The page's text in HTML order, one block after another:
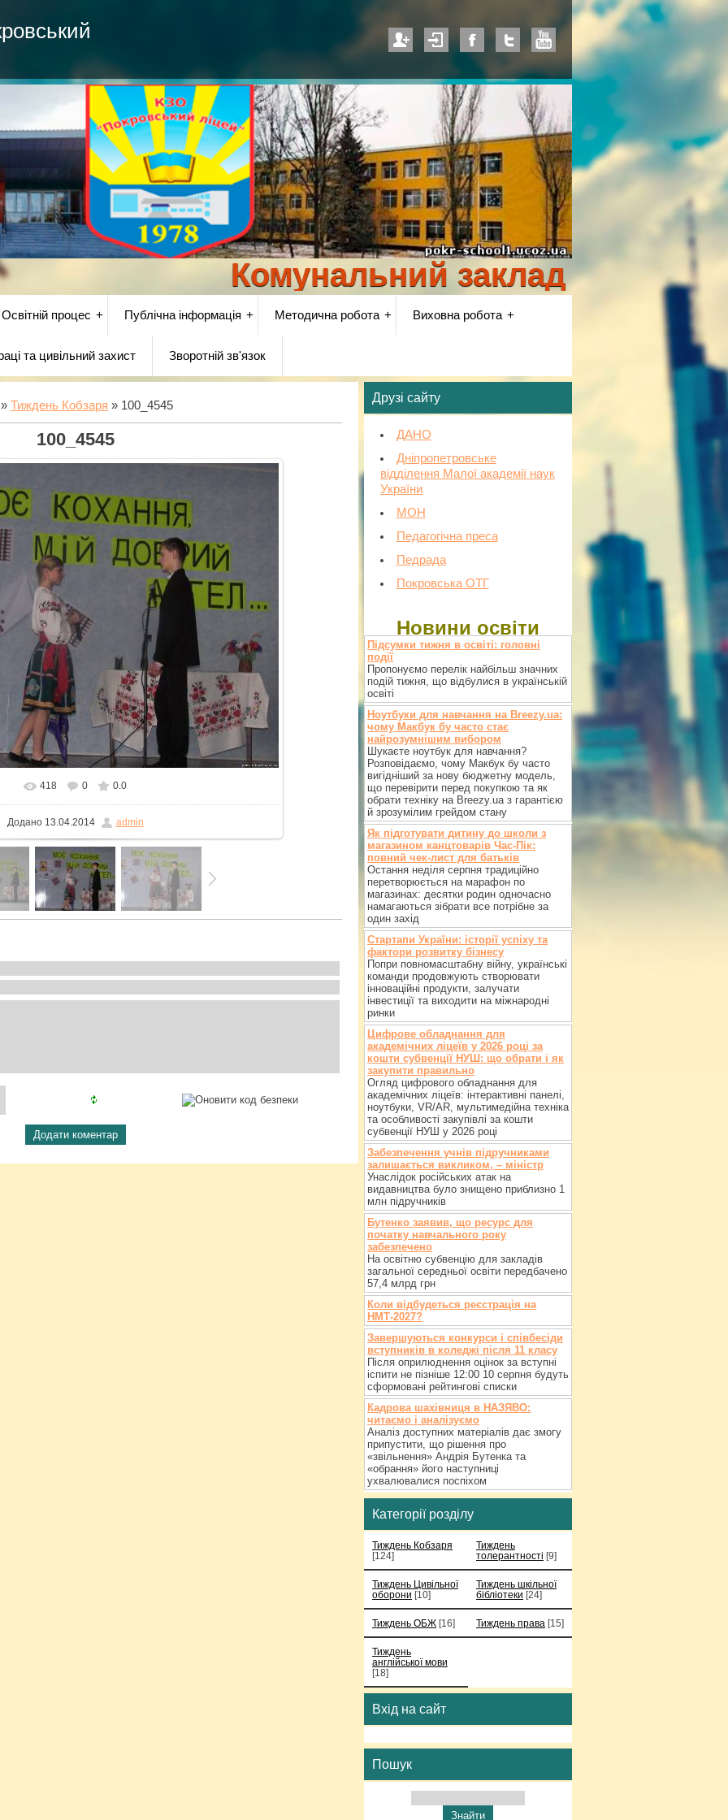
Комунальний заклад освіти
Освітній процес Публічна інформація Методична робота Виховна робота
та цивільний захист Зворотній зв'язок
» Тиждень Кобзаря » 100_4545
100_4545
реальному розмірі 1600x1200
418 0 0.0
Додано13.04.2014 admin
Друзі сайту
ДАНО
Дніпропетровське
відділення Малої академії наук
України
МОН
Педагогічна преса
Педрада
Покровська ОТГ
Новини освіти
Підсумки тижня в освіті: головні
події
Пропонуємо перелік найбільш значних
подій тижня, що відбулися в українській
освіті
Ноутбуки для навчання на Breezy.ua:
чому Макбук бу часто стає
найрозумнішим вибором
Шукаєте ноутбук для навчання?
Розповідаємо, чому Макбук бу часто
вигідніший за нову бюджетну модель,
що перевірити перед покупкою та як
обрати техніку на Breezy.ua з гарантією
й зрозумілим грейдом стану
Як підготувати дитину до школи з
магазином канцтоварів Час-Пік:
повний чек-лист для батьків
Остання неділя серпня традиційно
перетворюється на марафон по
магазинах: десятки родин одночасно
намагаються зібрати все потрібне за
один захід
Стартапи України: історії успіху та
фактори розвитку бізнесу
Попри повномасштабну війну, українські
команди продовжують створювати
інноваційні продукти, залучати
інвестиції та виходити на міжнародні
ринки
Цифрове обладнання для
академічних ліцеїв у 2026 році за
кошти субвенції НУШ: що обрати і як
закупити правильно
Огляд цифрового обладнання для
академічних ліцеїв: інтерактивні панелі,
ноутбуки, VR/AR, мультимедійна техніка
та особливості закупівлі за кошти
субвенції НУШ у 2026 році
Забезпечення учнів підручниками
залишається викликом, – міністр
Унаслідок російських атак на
видавництва було знищено приблизно 1
млн підручників
Бутенко заявив, що ресурс для
початку навчального року
забезпечено
На освітню субвенцію для закладів
загальної середньої освіти передбачено
57,4 млрд грн
Коли відбудеться реєстрація на
НМТ-2027?
Завершуються конкурси і співбесіди
вступників в коледжі після 11 класу
Після оприлюднення оцінок за вступні
іспити не пізніше 12:00 10 серпня будуть
сформовані рейтингові списки
Кадрова шахівниця в НАЗЯВО:
читаємо і аналізуємо
Аналіз доступних матеріалів дає змогу
припустити, що рішення про
«звільнення» Андрія Бутенка та
«обрання» його наступниці
ухвалювалися поспіхом
Категорії розділу
Тиждень Кобзаря
[124]
Тиждень
толерантності [9]
Тиждень Цивільної
оборони [10]
Тиждень шкільної
бібліотеки [24]
Тиждень ОБЖ [16] Тиждень права [15]
Тиждень
англійської мови
[18]
Вхід на сайт
Пошук